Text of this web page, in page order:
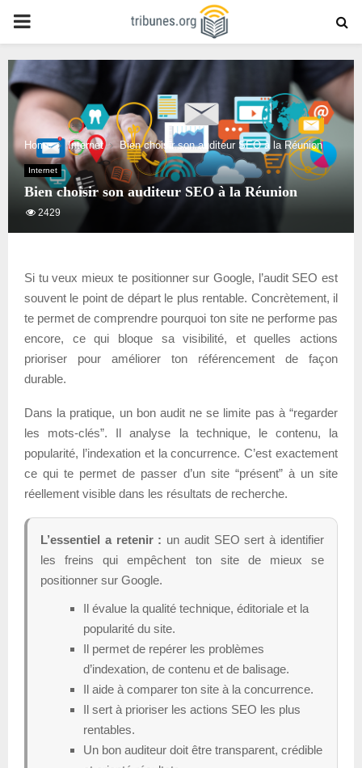
PRIMARY
MENU
Home Internet Bien choisir son auditeur SEO à la Réunion
Internet
Bien choisir son auditeur SEO à la Réunion
2429
Si tu veux mieux te positionner sur Google, l’audit SEO est
souvent le point de départ le plus rentable. Concrètement, il
te permet de comprendre pourquoi ton site ne performe pas
encore, ce qui bloque sa visibilité, et quelles actions
prioriser pour améliorer ton référencement de façon
durable.
Dans la pratique, un bon audit ne se limite pas à “regarder
les mots-clés”. Il analyse la technique, le contenu, la
popularité, l’indexation et la concurrence. C’est exactement
ce qui te permet de passer d’un site “présent” à un site
réellement visible dans les résultats de recherche.
L’essentiel a retenir : un audit SEO sert à identifier
les freins qui empêchent ton site de mieux se
positionner sur Google.
Il évalue la qualité technique, éditoriale et la
popularité du site.
Il permet de repérer les problèmes
d’indexation, de contenu et de balisage.
Il aide à comparer ton site à la concurrence.
Il sert à prioriser les actions SEO les plus
rentables.
Un bon auditeur doit être transparent, crédible